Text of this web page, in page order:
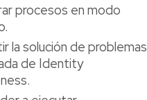
procesos en modo
la solución de problemas
de Identity